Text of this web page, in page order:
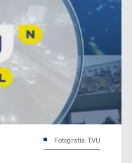
Fotografía: TVU